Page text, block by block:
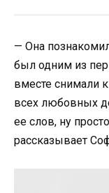
— Она
был одним из
вместе снимали
всех любовных
ее слов, ну
рассказывает